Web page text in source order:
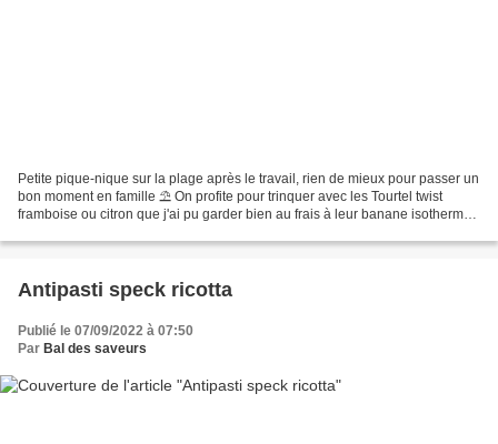
Petite pique-nique sur la plage après le travail, rien de mieux pour passer un
bon moment en famille ⛱️ On profite pour trinquer avec les Tourtel twist
framboise ou citron que j'ai pu garder bien au frais à leur banane isotherme,
Antipasti speck ricotta
Publié le 07/09/2022 à 07:50
Par Bal des saveurs